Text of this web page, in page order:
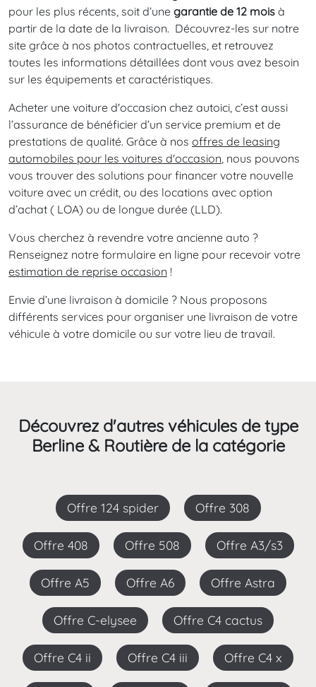
pour les plus récents, soit d’une garantie de 12 mois à
partir de la date de la livraison. Découvrez-les sur notre
site grâce à nos photos contractuelles, et retrouvez
toutes les informations détaillées dont vous avez besoin
sur les équipements et caractéristiques.
Acheter une voiture d'occasion chez autoici, c’est aussi
l’assurance de bénéficier d’un service premium et de
prestations de qualité. Grâce à nos offres de leasing
automobiles pour les voitures d'occasion, nous pouvons
vous trouver des solutions pour financer votre nouvelle
voiture avec un crédit, ou des locations avec option
d’achat ( LOA) ou de longue durée (LLD).
Vous cherchez à revendre votre ancienne auto ?
Renseignez notre formulaire en ligne pour recevoir votre
estimation de reprise occasion !
Envie d’une livraison à domicile ? Nous proposons
différents services pour organiser une livraison de votre
véhicule à votre domicile ou sur votre lieu de travail.
Découvrez d'autres véhicules de type
Berline & Routière de la catégorie
Offre 124 spider Offre 308
Offre 408 Offre 508 Offre A3/s3
Offre A5 Offre A6 Offre Astra
Offre C-elysee Offre C4 cactus
Offre C4 ii Offre C4 iii Offre C4 x